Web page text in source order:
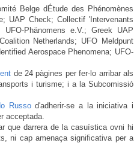
Belge dÉtude des Phénomènes
UAP Check; Collectif 'Intervenants
Phänomens e.V.; Greek UAP
Netherlands; UFO Meldpunt
Aerospace Phenomena; UFO-
de 24 pàgines per fer-lo arribar als
i turisme; i a la Subcomissió
Russod'adherir-se a la iniciativa i
acceptada.
que darrera de la casuística ovni hi
ni cap amenaça significativa per a